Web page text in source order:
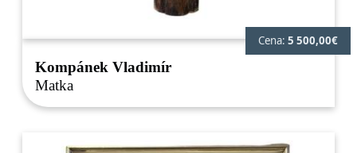
Cena: 5 500,00€
Kompánek Vladimír
Matka